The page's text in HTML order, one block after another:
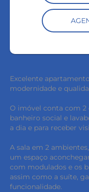
Excelente
modernidade e
O imóvel conta com 2
banheiro social e
a dia e para receber
A sala em 2
um espaço
com modulados e os
assim como a suíte,
funcionalidade.